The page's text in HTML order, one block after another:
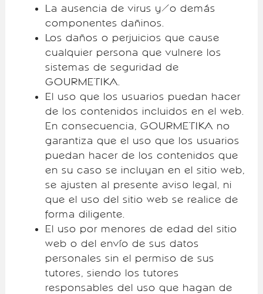
La ausencia de virus y/o demás
componentes dañinos.
Los daños o perjuicios que cause
cualquier persona que vulnere los
sistemas de seguridad de
GOURMETIKA.
El uso que los usuarios puedan hacer
de los contenidos incluidos en el web.
En consecuencia, GOURMETIKA no
garantiza que el uso que los usuarios
puedan hacer de los contenidos que
en su caso se incluyan en el sitio web,
se ajusten al presente aviso legal, ni
que el uso del sitio web se realice de
forma diligente.
El uso por menores de edad del sitio
web o del envío de sus datos
personales sin el permiso de sus
tutores, siendo los tutores
responsables del uso que hagan de